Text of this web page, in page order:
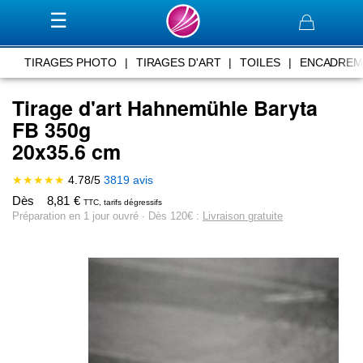
Panier
TIRAGES PHOTO | TIRAGES D'ART | TOILES |
Tirage d'art Hahnemühle Baryta
FB 350g
20x35.6 cm
★★★★★ 4.78/5 3819 avis
Dès 8,81 € TTC, tarifs dégressifs
Préparation en 1 jour ouvré ∙ Dès 120€ : Livraison gratuite